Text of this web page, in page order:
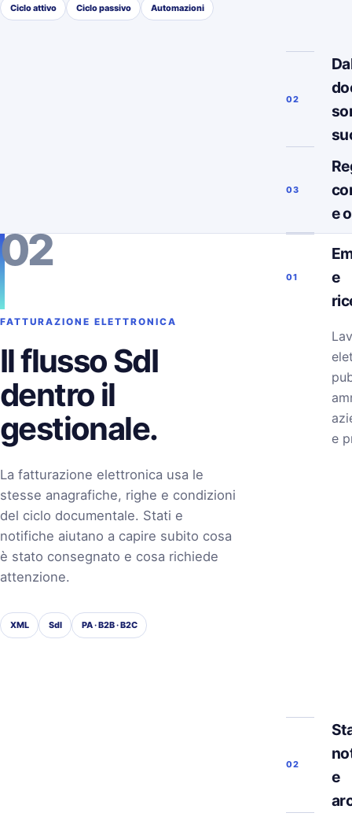
Ciclo attivo Ciclo passivo Automazioni
02
03
e
02
FATTURAZIONE ELETTRONICA
Il flusso SdI
dentro il
gestionale.
La fatturazione elettronica usa le
stesse anagrafiche, righe e condizioni
del ciclo documentale. Stati e
notifiche aiutano a capire subito cosa
è stato consegnato e cosa richiede
attenzione.
XML SdI PA · B2B · B2C
01
e
e
02
e